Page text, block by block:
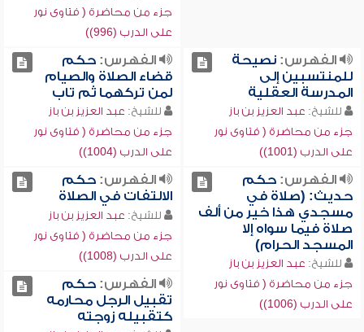
جزء من محاضرة ( فتاوى نور
على الدرب (996))
الفهرس:نصيحة
للمنتسبين إلى
المدرسة العقلية
للشيخ: عبد العزيز بن باز
جزء من محاضرة ( فتاوى نور
على الدرب (1001))
الفهرس:حكم
قضاء الصلاة والصيام
لمن تركهما ثم تاب
للشيخ: عبد العزيز بن باز
جزء من محاضرة ( فتاوى نور
على الدرب (1004))
الفهرس:حكم
حديث: (صلاة في
مسجدي هذا خير من ألف
صلاة فيما سواه إلا
المسجد الحرام)
للشيخ: عبد العزيز بن باز
جزء من محاضرة ( فتاوى نور
على الدرب (1006))
الفهرس:حكم
الالتفات في الصلاة
للشيخ: عبد العزيز بن باز
جزء من محاضرة ( فتاوى نور
على الدرب (1008))
الفهرس:حكم
تقبيل الرجل محارمه
كتقبيله زوجته